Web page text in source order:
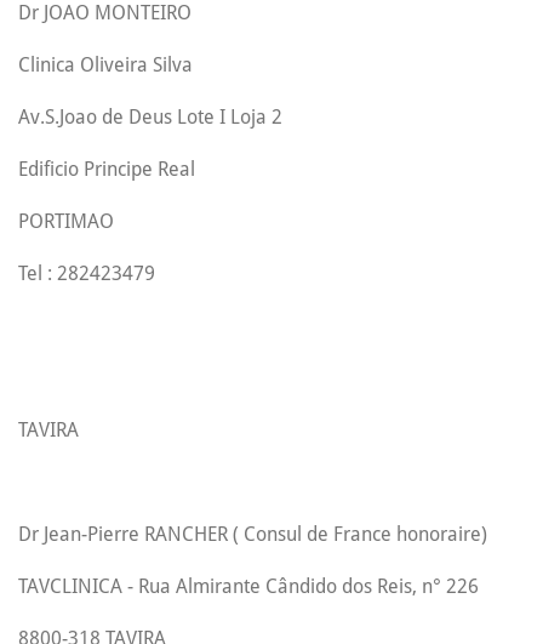
Dr JOAO MONTEIRO
Clinica Oliveira Silva
Av.S.Joao de Deus Lote I Loja 2
Edificio Principe Real
PORTIMAO
Tel : 282423479
TAVIRA
Dr Jean-Pierre RANCHER ( Consul de France honoraire)
TAVCLINICA - Rua Almirante Cândido dos Reis, n° 226
8800-318 TAVIRA